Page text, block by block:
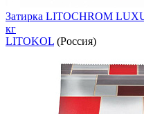
Затирка LITOCHROM
кг
LITOKOL (Россия)